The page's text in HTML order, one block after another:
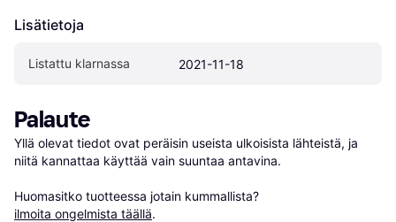
Lisätietoja
Listattu klarnassa 2021-11-18
Palaute
Yllä olevat tiedot ovat peräisin useista ulkoisista lähteistä, ja
niitä kannattaa käyttää vain suuntaa antavina.
Huomasitko tuotteessa jotain kummallista?
ilmoita ongelmista täällä.